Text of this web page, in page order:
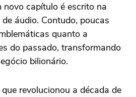
capítulo é escrito na
áudio. Contudo, poucas
quanto a
do passado, transformando
bilionário.
revolucionou a década de